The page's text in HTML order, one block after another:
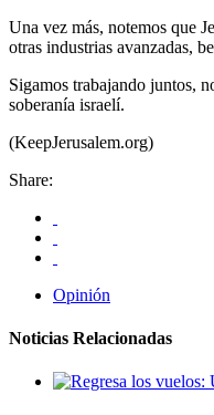
Una vez más, notemos que
otras industrias avanzadas,
Sigamos trabajando juntos,
soberanía israelí.
(KeepJerusalem.org)
Share:
Opinión
Noticias Relacionadas